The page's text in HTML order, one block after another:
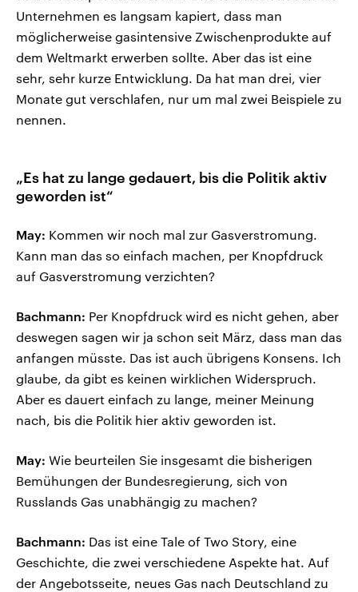
Unternehmen es langsam kapiert, dass man
möglicherweise gasintensive Zwischenprodukte auf
dem Weltmarkt erwerben sollte. Aber das ist eine
sehr, sehr kurze Entwicklung. Da hat man drei, vier
Monate gut verschlafen, nur um mal zwei Beispiele zu
nennen.
„Es hat zu lange gedauert, bis die Politik aktiv
geworden ist“
May: Kommen wir noch mal zur Gasverstromung.
Kann man das so einfach machen, per Knopfdruck
auf Gasverstromung verzichten?
Bachmann: Per Knopfdruck wird es nicht gehen, aber
deswegen sagen wir ja schon seit März, dass man das
anfangen müsste. Das ist auch übrigens Konsens. Ich
glaube, da gibt es keinen wirklichen Widerspruch.
Aber es dauert einfach zu lange, meiner Meinung
nach, bis die Politik hier aktiv geworden ist.
May: Wie beurteilen Sie insgesamt die bisherigen
Bemühungen der Bundesregierung, sich von
Russlands Gas unabhängig zu machen?
Bachmann: Das ist eine Tale of Two Story, eine
Geschichte, die zwei verschiedene Aspekte hat. Auf
der Angebotsseite, neues Gas nach Deutschland zu